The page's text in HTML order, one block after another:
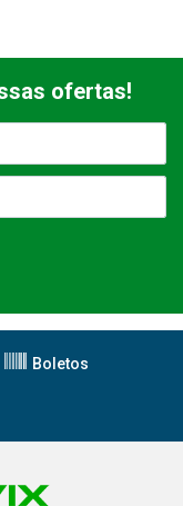
ofertas!
Boletos